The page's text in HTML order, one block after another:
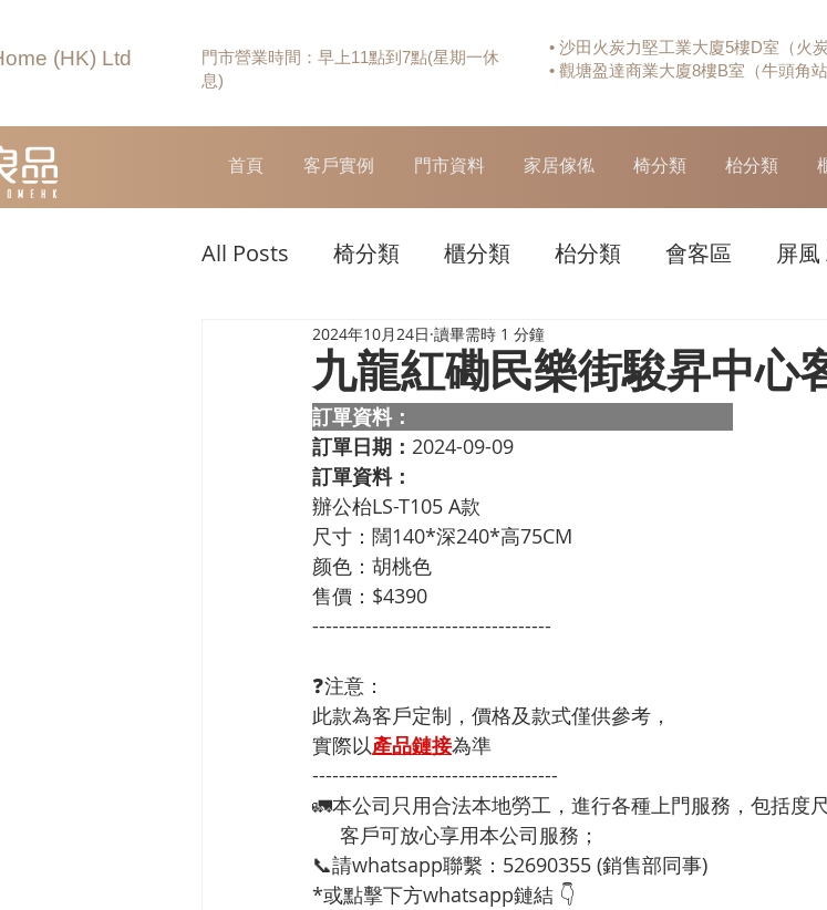
(HK) Ltd
門市營業時間：早上11點到7點(星期一休
息)
• 沙田火炭力堅工業大廈5樓D室（火
• 觀塘盈達商業大廈8樓B室（牛頭角站
首頁 客戶實例 門市資料 家居傢俬 椅分類 枱分類
All Posts 椅分類 櫃分類 枱分類 會客區 屏
九龍紅磡民樂街駿昇中心
2024年10月24日 讀畢需時 1 分鐘
訂單資料：
訂單日期： 2024-09-09
訂單資料：
辦公枱LS-T105 A款
尺寸：闊140*深240*高75CM
颜色：胡桃色
售價：$4390
------------------------------------
❓注意：
此款為客戶定制，價格及款式僅供參考，
實際以產品鏈接為準
-------------------------------------
🚛本公司只用合法本地勞工，進行各種上門服務，包括度
     客戶可放心享用本公司服務；
📞請whatsapp聯繫：52690355 (銷售部同事)
*或點擊下方whatsapp鏈結 👇